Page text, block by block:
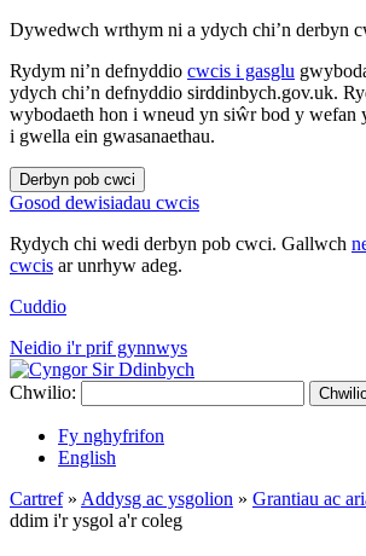
Dywedwch wrthym ni a ydych chi’n derbyn
Rydym ni’n defnyddio cwcis i gasglu
ydych chi’n defnyddio sirddinbych.gov.uk.
wybodaeth hon i wneud yn siŵr bod y wefan
i gwella ein gwasanaethau.
Derbyn pob cwci
Gosod dewisiadau cwcis
Rydych chi wedi derbyn pob cwci. Gallwch
cwcis ar unrhyw adeg.
Cuddio
Neidio i'r prif gynnwys
Chwilio:
Fy nghyfrifon
English
Cartref» Addysg ac ysgolion » Grantiau ac
ddim i'r ysgol a'r coleg